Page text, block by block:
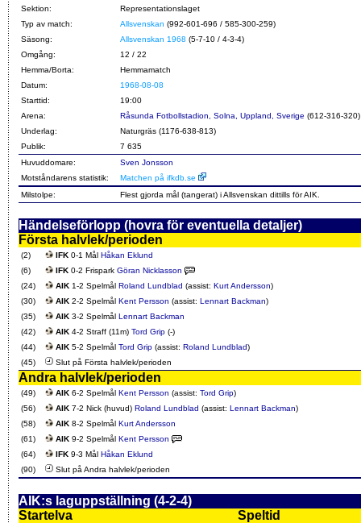
Sektion:
Representationslaget
Typ av match:
Allsvenskan (992-601-696 / 585-300-259)
Säsong:
Allsvenskan 1968 (5-7-10 / 4-3-4)
Omgång:
12 / 22
Hemma/Borta:
Hemmamatch
Datum:
1968-08-08
Starttid:
19:00
Arena:
Råsunda Fotbollstadion, Solna, Uppland, Sverige (612-316-320)
Underlag:
Naturgräs (1176-638-813)
Publik:
7 635
Huvuddomare:
Sven Jonsson
Motståndarens statistik:
Matchen på ifkdb.se
Milstolpe:
Flest gjorda mål (tangerat) i Allsvenskan dittills för AIK.
Händelseförlopp (hovra för eventuella detaljer)
Första halvlek/perioden
(2) IFK 0-1 Mål Håkan Eklund
(6)
IFK 0-2 Frispark Göran Nicklasson
(24)
AIK 1-2 Spelmål Roland Lundblad (assist: Kurt Andersson)
(30)
AIK 2-2 Spelmål Kent Persson (assist: Lennart Backman)
(35)
AIK 3-2 Spelmål Lennart Backman
(42)
AIK 4-2 Straff (11m) Tord Grip (-)
(44)
AIK 5-2 Spelmål Tord Grip (assist: Roland Lundblad)
(45)
Slut på Första halvlek/perioden
Andra halvlek/perioden
(49) AIK 6-2 Spelmål Kent Persson (assist: Tord Grip)
(56)
AIK 7-2 Nick (huvud) Roland Lundblad (assist: Lennart Backman)
(58)
AIK 8-2 Spelmål Kurt Andersson
(61)
AIK 9-2 Spelmål Kent Persson
(64)
IFK 9-3 Mål Håkan Eklund
(90)
Slut på Andra halvlek/perioden
AIK:s laguppställning (4-2-4)
Startelva
Speltid